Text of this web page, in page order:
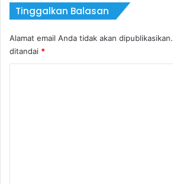
Tinggalkan Balasan
Alamat email Anda tidak akan dipublikasikan.
ditandai *